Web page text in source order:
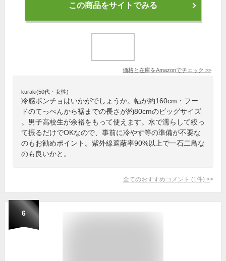
この商品をサイトでみる
価格と在庫をAmazonでチェック >>
kuraki(50代・女性)
冷感ポンチョはいかがでしょうか。幅が約160cm・フー
ドのてっぺんから裾までの長さが約80cmのビッグサイズ
。男子高校生が余裕をもって使えます。水で濡らして絞っ
て振るだけでOKなので、事前に冷やす等の準備が不要な
のもお勧めポイント。紫外線遮蔽率90%以上で一石二鳥な
のも良いかと。
全てのおすすめコメント (1 件) >
6